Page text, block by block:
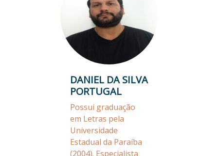
DANIEL DA SILVA
PORTUGAL
Possui graduação
em Letras pela
Universidade
Estadual da Paraíba
(2004). Especialista